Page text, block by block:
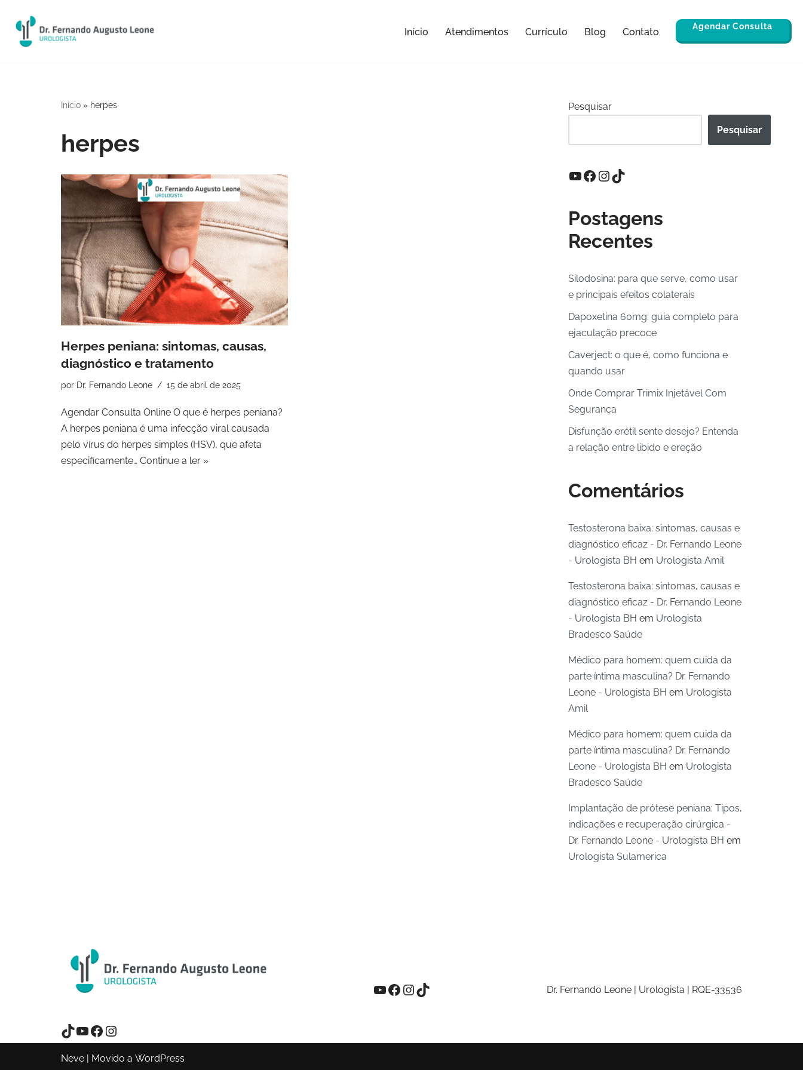
Pular
para
Início Atendimentos Currículo Blog Contato Agendar Consulta
Início » herpes
herpes
Herpes peniana: sintomas, causas,
diagnóstico e tratamento
por Dr. Fernando Leone 15 de abril de 2025
Agendar Consulta Online O que é herpes peniana?
A herpes peniana é uma infecção viral causada
pelo vírus do herpes simples (HSV), que afeta
especificamente… Continue a ler »
Pesquisar
Pesquisar
Postagens
Recentes
Silodosina: para que serve, como usar
e principais efeitos colaterais
Dapoxetina 60mg: guia completo para
ejaculação precoce
Caverject: o que é, como funciona e
quando usar
Onde Comprar Trimix Injetável Com
Segurança
Disfunção erétil sente desejo? Entenda
a relação entre libido e ereção
Comentários
Testosterona baixa: sintomas, causas e
diagnóstico eficaz - Dr. Fernando Leone
- Urologista BH em Urologista Amil
Testosterona baixa: sintomas, causas e
diagnóstico eficaz - Dr. Fernando Leone
- Urologista BH em Urologista
Bradesco Saúde
Médico para homem: quem cuida da
parte íntima masculina? Dr. Fernando
Leone - Urologista BH em Urologista
Amil
Médico para homem: quem cuida da
parte íntima masculina? Dr. Fernando
Leone - Urologista BH em Urologista
Bradesco Saúde
Implantação de prótese peniana: Tipos,
indicações e recuperação cirúrgica -
Dr. Fernando Leone - Urologista BH em
Urologista Sulamerica
Dr. Fernando Leone | Urologista | RQE-33536
Neve | Movido a WordPress